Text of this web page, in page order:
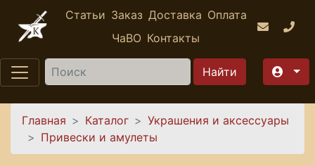
Перейти к основному содержанию
Статьи Заказ Доставка Оплата
ЧаВО Контакты
Найти
Вы здесь
Главная Каталог
Украшения и аксессуары
Привески и амулеты